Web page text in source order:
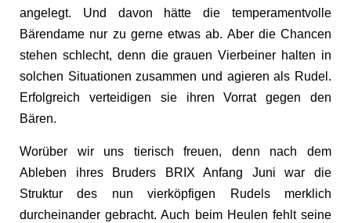
angelegt. Und davon hätte die temperamentvolle
Bärendame nur zu gerne etwas ab. Aber die Chancen
stehen schlecht, denn die grauen Vierbeiner halten in
solchen Situationen zusammen und agieren als Rudel.
Erfolgreich verteidigen sie ihren Vorrat gegen den
Bären.
Worüber wir uns tierisch freuen, denn nach dem
Ableben ihres Bruders BRIX Anfang Juni war die
Struktur des nun vierköpfigen Rudels merklich
durcheinander gebracht. Auch beim Heulen fehlt seine